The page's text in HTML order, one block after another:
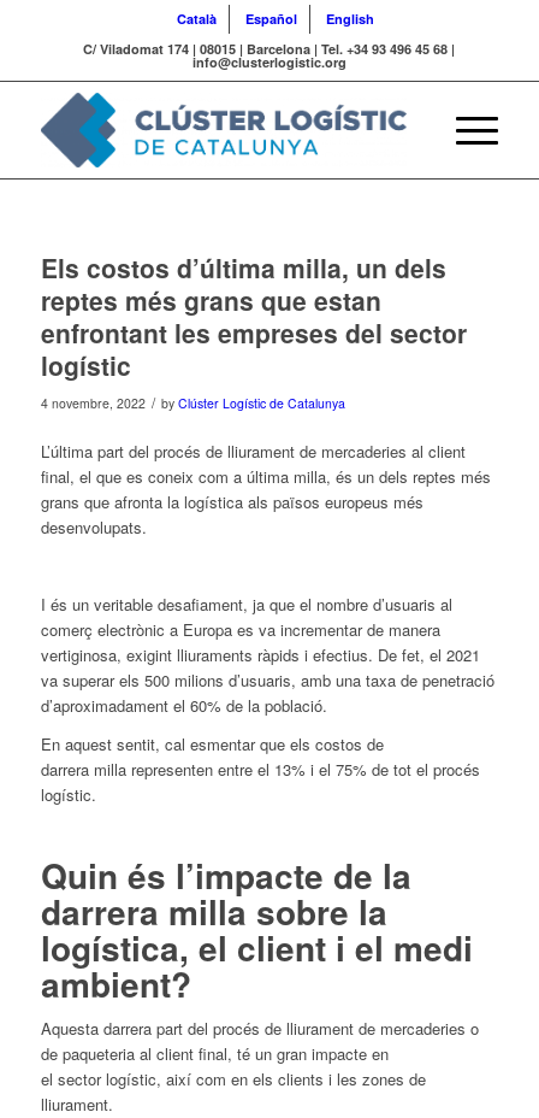
Català Español
English
C/ Viladomat 174 | 08015 | Barcelona | Tel. +34 93 496 45 68 |
info@clusterlogistic.org
Els costos d’última milla, un dels
reptes més grans que estan
enfrontant les empreses del sector
logístic
4 novembre, 2022 / by Clúster Logístic de Catalunya
L’últimapart del procés de lliurament de mercaderies al client
final, el quees coneix com a última milla, és un dels reptes més
grans queafronta la logística als països europeus més
desenvolupats.
I és un veritable desafiament, ja queel nombre d’usuaris al
comerç electrònic a Europa es va incrementar de manera
vertiginosa, exigint lliuraments ràpids i efectius. De fet, el 2021
va superar els 500 milions d’usuaris, amb una taxa de penetració
d’aproximadament el 60% de la població.
En aquest sentit, cal esmentarqueels costos de
darrera millarepresenten entre el 13% i el 75% de tot el procés
logístic.
Quin és l’impacte de la
darrera milla sobre la
logística, el client i el medi
ambient?
Aquesta darrera part del procés de lliurament de mercaderies o
de paqueteria al client final, té un gran impacte en
el sectorlogístic, així com en els clients i les zones de
lliurament.